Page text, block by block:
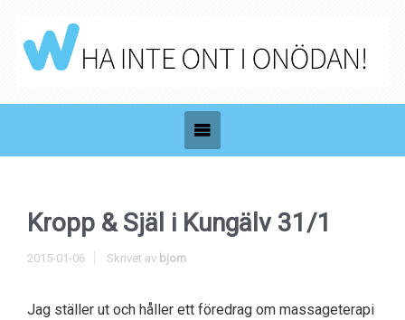
Kropp & Själ i Kungälv 31/1
2015-01-06 Skrivet av bjorn
Jag ställer ut och håller ett föredrag om massageterapi